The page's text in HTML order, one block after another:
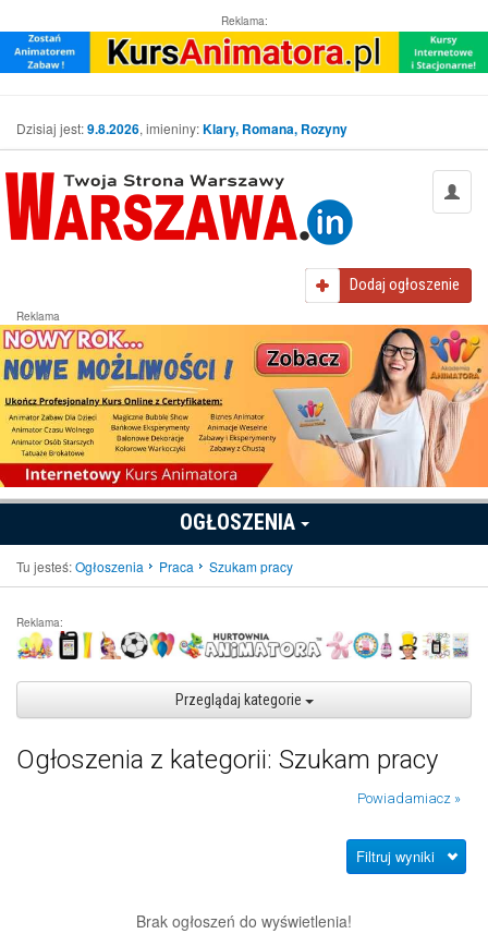
Reklama:
Dzisiaj jest:9.8.2026, imieniny:Klary, Romana, Rozyny
Dodaj ogłoszenie
Reklama
OGŁOSZENIA
Tu jesteś:Ogłoszenia Praca Szukam pracy
Reklama:
Przeglądaj kategorie
Ogłoszenia z kategorii: Szukam pracy
Powiadamiacz »
Filtruj wyniki
Brak ogłoszeń do wyświetlenia!